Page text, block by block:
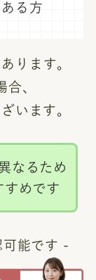
る方
ります。
合、
います。
なるため
すめです
可能です -